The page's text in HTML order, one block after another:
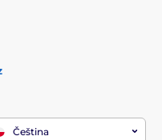
Čeština